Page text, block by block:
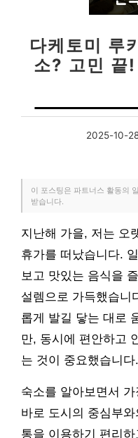
다케토미 루
소? 고민 끝
2025-10-
이 포스팅은 파트너스 활동의
받습니다.
지난해 가을, 저는 오
휴가를 떠났습니다.
보고 맛있는 음식을
설렘으로 가득했습니
롭게 발길 닿는 대로
만, 동시에 편안하고
는 것이 중요했습니다.
숙소를 알아보면서
바로 도시의 중심부
통을 이용하기 편리